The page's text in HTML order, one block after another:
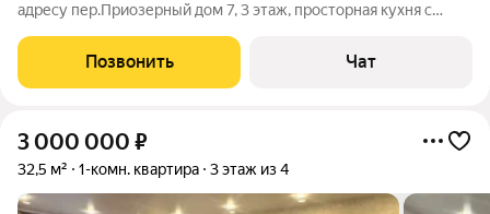
адресу пер.Приозерный дом 7, 3 этаж, просторная кухня с
трубами и счетчиками воды, лоджия 37 кв.м застеклена
окнами пвх и встроенными
Позвонить Чат
3 000 000 ₽
32,5 м² 1-комн. квартира 3 этаж из 4